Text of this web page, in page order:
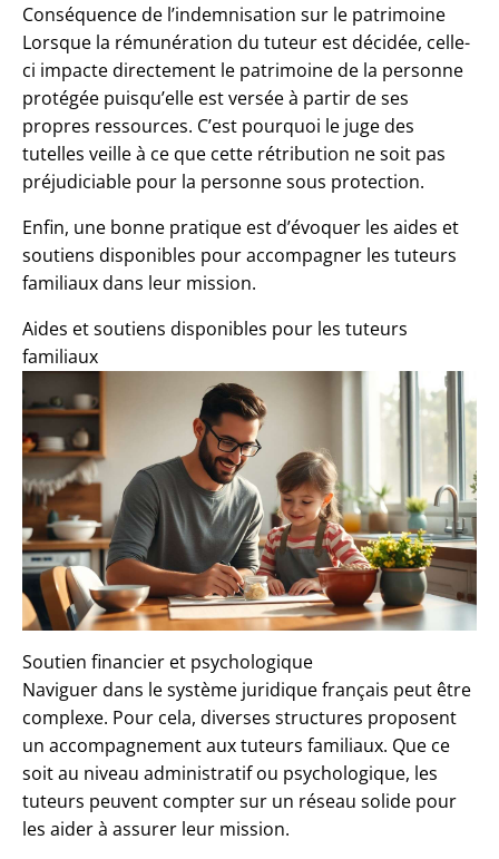
Conséquence de l’indemnisation sur le patrimoine
Lorsque la rémunération du tuteur est décidée, celle-
ci impacte directement le patrimoine de la personne
protégée puisqu’elle est versée à partir de ses
propres ressources. C’est pourquoi le juge des
tutelles veille à ce que cette rétribution ne soit pas
préjudiciable pour la personne sous protection.
Enfin, une bonne pratique est d’évoquer les aides et
soutiens disponibles pouraccompagner les tuteurs
familiauxdans leur mission.
Aides et soutiens disponibles pour les tuteurs
familiaux
Soutien financier et psychologique
Naviguer dans le système juridique français peut être
complexe. Pour cela, diverses structures proposent
un accompagnement aux tuteurs familiaux. Que ce
soit au niveau administratif ou psychologique, les
tuteurs peuvent compter sur un réseau solide pour
les aider à assurer leur mission.